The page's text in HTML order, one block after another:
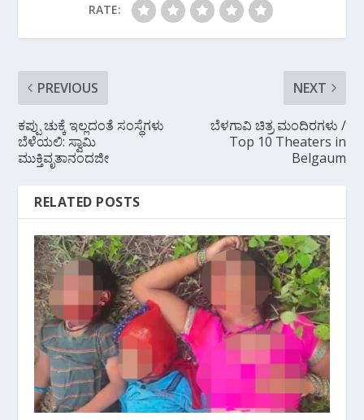
RATE:
PREVIOUS
ಕಪ್ಪು ಚುಕ್ಕೆ ಇಲ್ಲದಂತೆ ಸಂಸ್ಥೆಗಳು
ಬೆಳೆಯಲಿ: ಸ್ವಾಮಿ
ಮುಕ್ತಿವೃತಾನಂದಜೀ
NEXT
ಬೆಳಗಾವಿ ಚಿತ್ರ ಮಂದಿರಗಳು /
Top 10 Theaters in
Belgaum
RELATED POSTS